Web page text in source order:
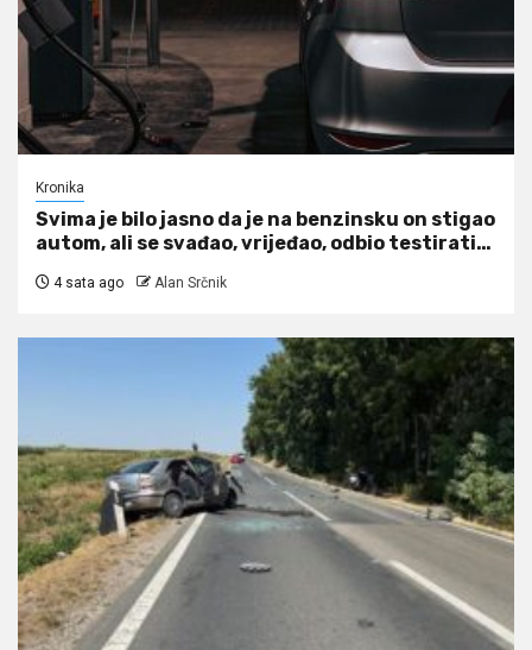
Kronika
Svima je bilo jasno da je na benzinsku on stigao
autom, ali se svađao, vrijeđao, odbio testirati…
4 sata ago Alan Srčnik